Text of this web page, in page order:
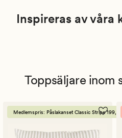
Inspireras av våra
Toppsäljare inom
Medlemspris: Påslakanset Classic Stripe 199,-